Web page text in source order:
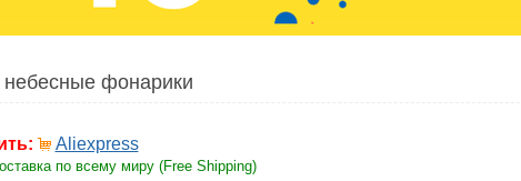
фонарики
Aliexpress
по всему миру (Free Shipping)